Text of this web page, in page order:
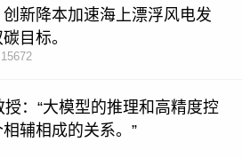
新降本加速海上漂浮风电发
目标。
15672
授：“大模型的推理和高精度控
辅相成的关系。”